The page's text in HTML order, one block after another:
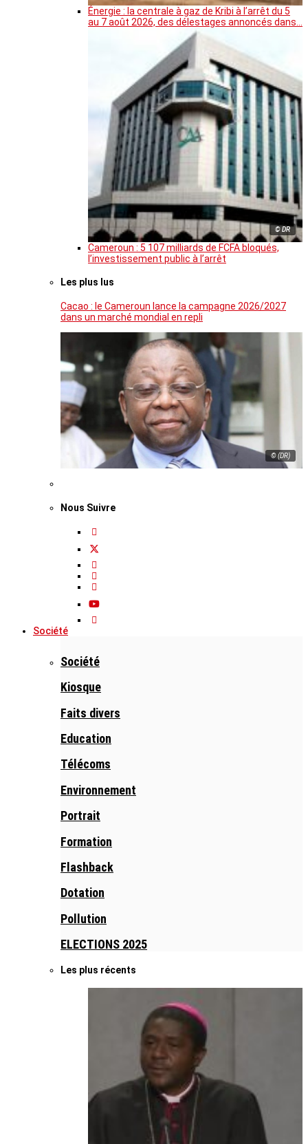
Énergie : la centrale à gaz de Kribi à l’arrêt du 5
au 7 août 2026, des délestages annoncés dans…
© DR
Cameroun : 5 107 milliards de FCFA bloqués,
l’investissement public à l’arrêt
Les plus lus
Cacao : le Cameroun lance la campagne 2026/2027
dans un marché mondial en repli
© (DR)
Nous Suivre
Société
Société
Kiosque
Faits divers
Education
Télécoms
Environnement
Portrait
Formation
Flashback
Dotation
Pollution
ELECTIONS 2025
Les plus récents